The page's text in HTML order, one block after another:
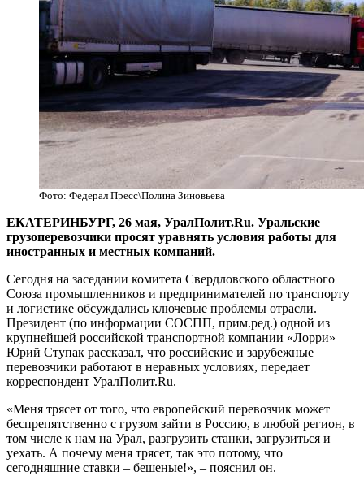
Фото: Федерал Пресс\Полина Зиновьева
ЕКАТЕРИНБУРГ, 26 мая, УралПолит.Ru. Уральские
грузоперевозчики просят уравнять условия работы для
иностранных и местных компаний.
Сегодня на заседании комитета Свердловского областного
Союза промышленников и предпринимателей по транспорту
и логистике обсуждались ключевые проблемы отрасли.
Президент (по информации СОСПП, прим.ред.) одной из
крупнейшей российской транспортной компании «Лорри»
Юрий Ступак рассказал, что российские и зарубежные
перевозчики работают в неравных условиях, передает
корреспондент УралПолит.Ru.
«Меня трясет от того, что европейский перевозчик может
беспрепятственно с грузом зайти в Россию, в любой регион, в
том числе к нам на Урал, разгрузить станки, загрузиться и
уехать. А почему меня трясет, так это потому, что
сегодняшние ставки – бешеные!», – пояснил он.